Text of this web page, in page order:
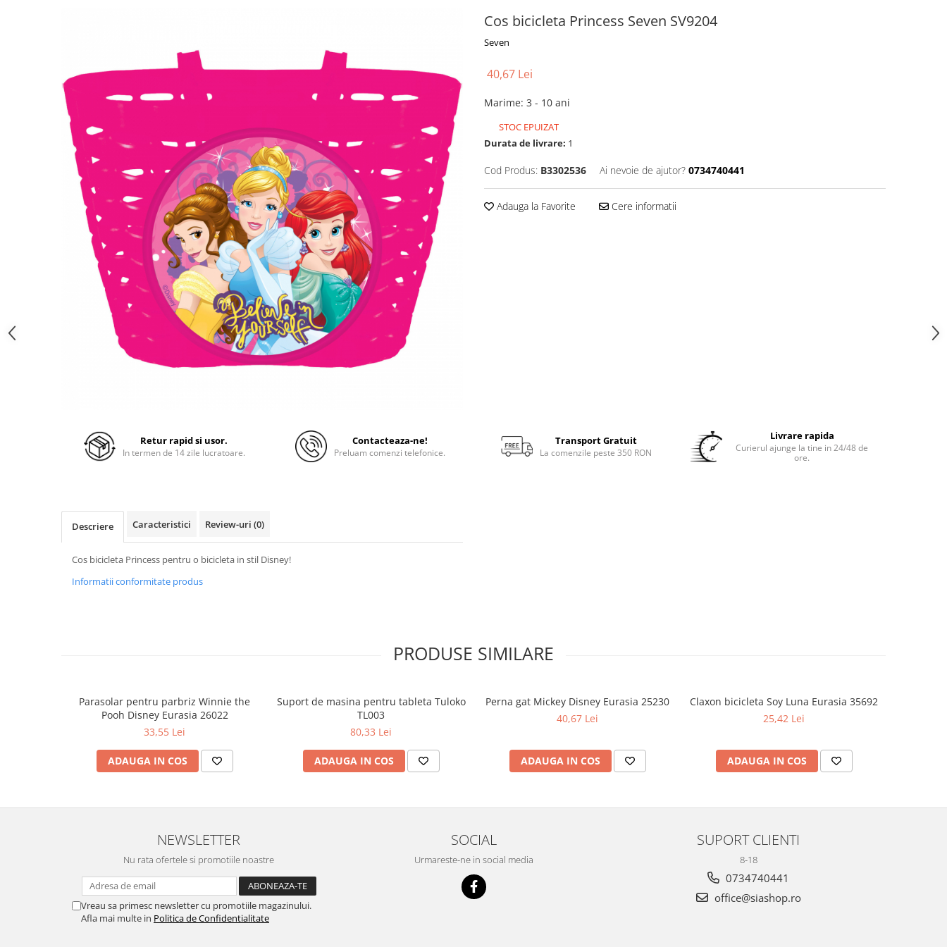
Cos bicicleta Princess Seven SV9204
Seven
40,67 Lei
Marime: 3 - 10 ani
STOC EPUIZAT
Durata de livrare: 1
Cod Produs: B3302536 Ai nevoie de ajutor? 0734740441
Adauga la Favorite Cere informatii
Retur rapid si usor.
In termen de 14 zile lucratoare.
Contacteaza-ne!
Preluam comenzi telefonice.
Transport Gratuit
La comenzile peste 350 RON
Livrare rapida
Curierul ajunge la tine in 24/48 de
ore.
Descriere Caracteristici Review-uri (0)
Cos bicicleta Princess pentru o bicicleta in stil Disney!
Informatii conformitate produs
PRODUSE SIMILARE
Parasolar pentru parbriz Winnie the
Pooh Disney Eurasia 26022
33,55 Lei
ADAUGA IN COS
Suport de masina pentru tableta Tuloko
TL003
80,33 Lei
ADAUGA IN COS
Perna gat Mickey Disney Eurasia 25230
40,67 Lei
ADAUGA IN COS
Claxon bicicleta Soy Luna Eurasia 35692
25,42 Lei
ADAUGA IN COS
NEWSLETTER
Nu rata ofertele si promotiile noastre
Vreau sa primesc newsletter cu promotiile magazinului.
Afla mai multe in Politica de Confidentialitate
SOCIAL
Urmareste-ne in social media
SUPORT CLIENTI
8-18
0734740441
office@siashop.ro